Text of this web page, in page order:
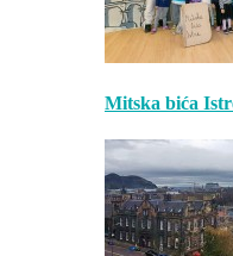
Mitska bića